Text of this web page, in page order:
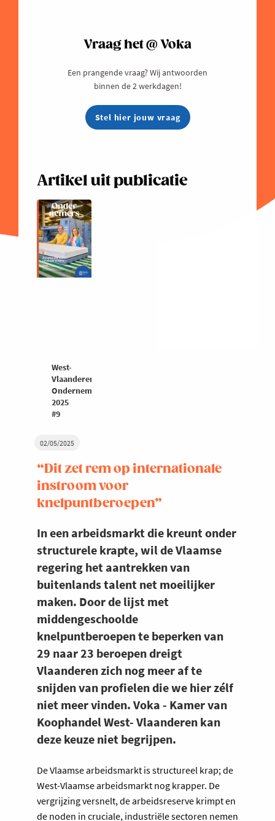
02/05/2025
“Dit zet rem op internationale
instroom voor
knelpuntberoepen”
In een arbeidsmarkt die kreunt onder
structurele krapte, wil de Vlaamse
regering het aantrekken van
buitenlands talent net moeilijker
maken. Door de lijst met
middengeschoolde
knelpuntberoepen te beperken van
29 naar 23 beroepen dreigt
Vlaanderen zich nog meer af te
snijden van profielen die we hier zélf
niet meer vinden. Voka - Kamer van
Koophandel West- Vlaanderen kan
deze keuze niet begrijpen.
De Vlaamse arbeidsmarkt is structureel krap; de
West-Vlaamse arbeidsmarkt nog krapper. De
vergrijzing versnelt, de arbeidsreserve krimpt en
de noden in cruciale, industriële sectoren nemen
Vraag het @ Voka
Een prangende vraag? Wij antwoorden
binnen de 2 werkdagen!
Stel hier jouw vraag
Artikel uit publicatie
West-
Vlaanderen
Ondernemers
2025
#9